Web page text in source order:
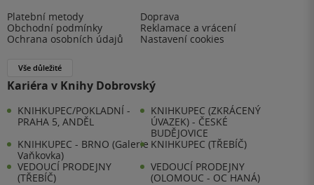
Platební metody
Doprava
Obchodní podmínky
Reklamace a vrácení
Ochrana osobních údajů
Nastavení cookies
Vše důležité
Kariéra v Knihy Dobrovský
KNIHKUPEC/POKLADNÍ -
PRAHA 5, ANDĚL
KNIHKUPEC (ZKRÁCENÝ
ÚVAZEK) - ČESKÉ
BUDĚJOVICE
KNIHKUPEC - BRNO (Galerie
Vaňkovka)
KNIHKUPEC (TŘEBÍČ)
VEDOUCÍ PRODEJNY
(TŘEBÍČ)
VEDOUCÍ PRODEJNY
(OLOMOUC - OC HANÁ)